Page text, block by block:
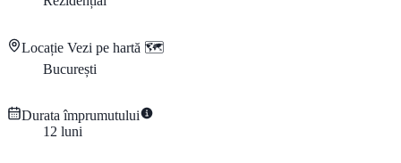
Locație Vezi pe hartă 🗺️
București
Durata împrumutului
12 luni